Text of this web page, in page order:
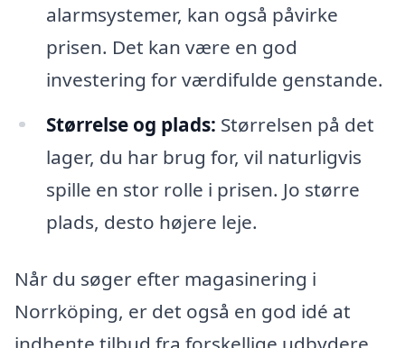
alarmsystemer, kan også påvirke
prisen. Det kan være en god
investering for værdifulde genstande.
Størrelse og plads: Størrelsen på det
lager, du har brug for, vil naturligvis
spille en stor rolle i prisen. Jo større
plads, desto højere leje.
Når du søger efter magasinering i
Norrköping, er det også en god idé at